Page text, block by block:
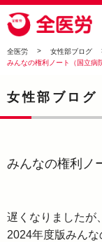
全医労 > 女性部ブログ
女性部ブログ
みんなの権利ノ
遅くなりましたが
2024年度版みん